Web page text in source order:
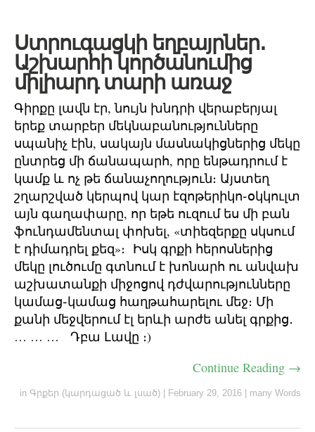
Ստրուգացկի եղբայրներ․
Աշխարհի կործանումից
միլիարդ տարի առաջ
Գիրքը լավն էր, նույն խնդրի վերաբերյալ
երեք տարբեր մեկնաբանությունները
սպանիչ էին, սակայն մասնակիցներից մեկը
ընտրեց մի ճանապարհ, որը ենթադրում է
կամք և ոչ թե ճանաչողություն։ Այստեղ
շղարշված կերպով կար էզոթերիկո֊օկկուլտ
այն գաղափարը, որ եթե ուզում ես մի բան
ֆունդամենտալ փոխել, «տիեզերքը սկսում
է դիմադրել քեզ»։ Իսկ գրքի հերոսներից
մեկը լուծումը գտնում է խոնարհ ու անվախ
աշխատանքի միջոցով դժվարությունները
կամաց֊կամաց հաղթահարելու մեջ։ Մի
քանի մեջվերում էլ երևի արժե անել գրքից․
… … … Դբա Լավը ։)
Continue Reading →
in Գրքեր (կարդացած և լսած) February 29, 2016 many Words